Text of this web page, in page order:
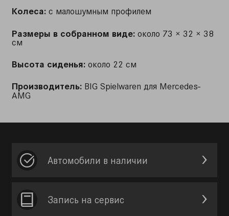
Колеса: с малошумным профилем
Размеры в собранном виде: около 73 × 32 × 38
см
Высота сиденья: около 22 см
Производитель: BIG Spielwaren для Mercedes-
AMG
Автомобили в наличии
Запись на сервис